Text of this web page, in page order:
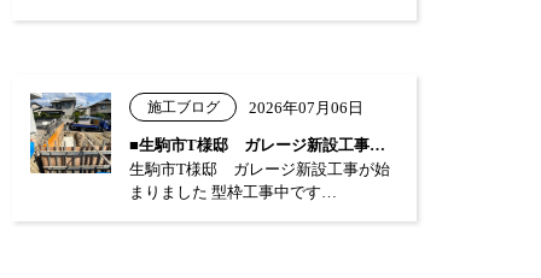
施工ブログ 2026年07月06日
■生駒市T様邸 ガレージ新設工事が始まり…
生駒市T様邸 ガレージ新設工事が始
まりました 型枠工事中です…